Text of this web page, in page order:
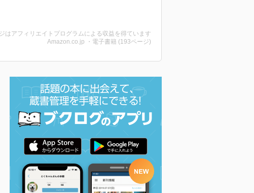
はアフィリエイトプログラムによる収益を得ています
Amazon.co.jp ・電子書籍 (193ページ)